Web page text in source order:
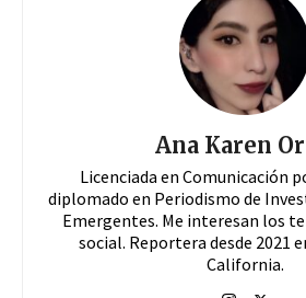
Ana Karen
Licenciada en Comunicación
diplomado en Periodismo de
Emergentes. Me interesan los
social. Reportera desde 2021
California.